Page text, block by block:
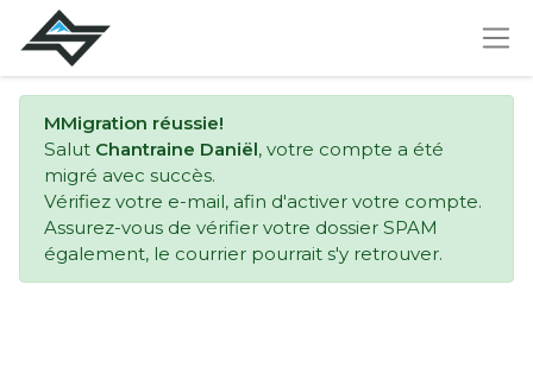
MMigration réussie!
Salut Chantraine Daniël, votre compte a été
migré avec succès.
Vérifiez votre e-mail, afin d'activer votre compte.
Assurez-vous de vérifier votre dossier SPAM
également, le courrier pourrait s'y retrouver.